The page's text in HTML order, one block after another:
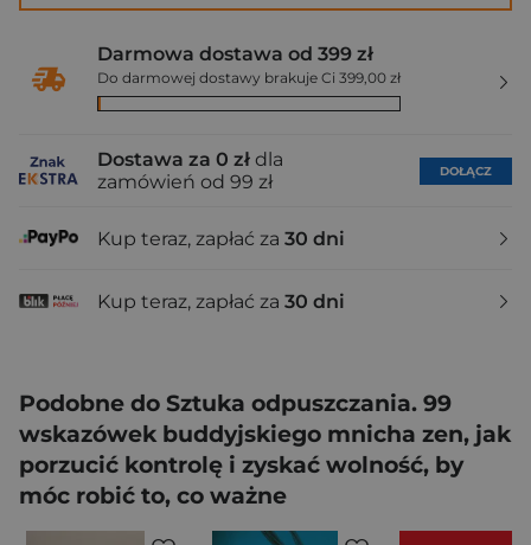
Darmowa dostawa od 399 zł
Do darmowej dostawy brakuje Ci 399,00 zł
Dostawa za 0 zł dla
zamówień od 99 zł
DOŁĄCZ
Kup teraz, zapłać za 30 dni
Kup teraz, zapłać za 30 dni
Podobne do Sztuka odpuszczania. 99
wskazówek buddyjskiego mnicha zen, jak
porzucić kontrolę i zyskać wolność, by
móc robić to, co ważne